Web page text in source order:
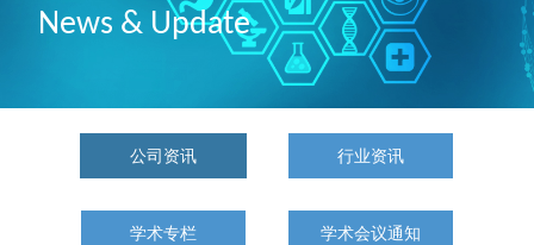
News & Update
公司资讯 行业资讯
学术专栏 学术会议通知